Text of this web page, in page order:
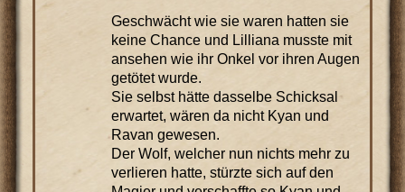
Geschwächt wie sie waren hatten sie
keine Chance und Lilliana musste mit
ansehen wie ihr Onkel vor ihren Augen
getötet wurde.
Sie selbst hätte dasselbe Schicksal
erwartet, wären da nicht Kyan und
Ravan gewesen.
Der Wolf, welcher nun nichts mehr zu
verlieren hatte, stürzte sich auf den